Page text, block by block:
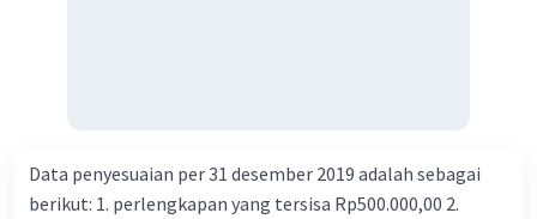
Data penyesuaian per 31 desember 2019 adalah sebagai
berikut: 1. perlengkapan yang tersisa Rp500.000,00 2.